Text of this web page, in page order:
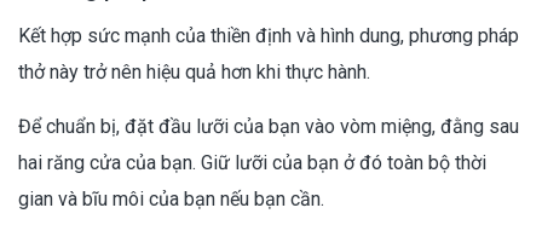
Kết hợp sức mạnh của thiền định và hình dung, phương pháp
thở này trở nên hiệu quả hơn khi thực hành.
Để chuẩn bị, đặt đầu lưỡi của bạn vào vòm miệng, đằng sau
hai răng cửa của bạn. Giữ lưỡi của bạn ở đó toàn bộ thời
gian và bĩu môi của bạn nếu bạn cần.